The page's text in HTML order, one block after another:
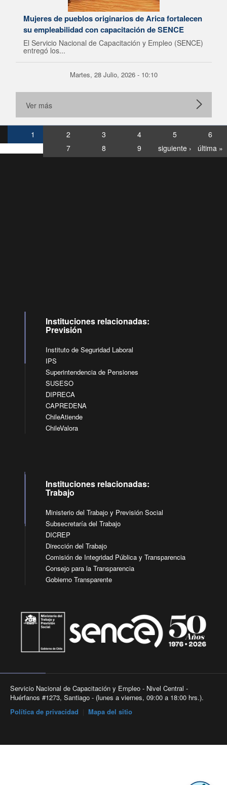
Mujeres de pueblos originarios de Arica fortalecen
su empleabilidad con capacitación de SENCE
El Servicio Nacional de Capacitación y Empleo (SENCE)
entregó los...
Martes, 28 Julio, 2026 - 10:10
Ver más
1 2 3 4 5
6
7
8 9 siguiente › última »
Instituciones relacionadas:
Previsión
Instituto de Seguridad Laboral
IPS
Superintendencia de Pensiones
SUSESO
DIPRECA
CAPREDENA
ChileAtiende
ChileValora
Instituciones relacionadas:
Trabajo
Ministerio del Trabajo y Previsión Social
Subsecretaría del Trabajo
DICREP
Dirección del Trabajo
Comisión de Integridad Pública y Transparencia
Consejo para la Transparencia
Gobierno Transparente
Servicio Nacional de Capacitación y Empleo - Nivel Central -
Huérfanos #1273, Santiago - (lunes a viernes, 09:00 a 18:00 hrs.).
Política de privacidad
Mapa del sitio